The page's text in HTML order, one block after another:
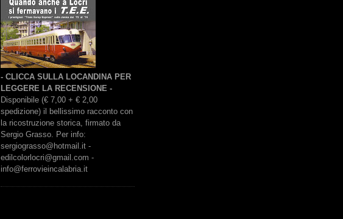
- CLICCA SULLA LOCANDINA PER
LEGGERE LA RECENSIONE -
Disponibile (€ 7,00 + € 2,00
spedizione) il bellissimo racconto con
la ricostruzione storica, firmato da
Sergio Grasso. Per info:
sergiograsso@hotmail.it -
edilcolorlocri@gmail.com -
info@ferrovieincalabria.it